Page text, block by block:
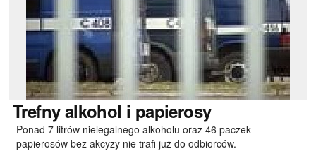
Trefnyalkohol i papierosy
Ponad 7 litrów nielegalnego alkoholu oraz 46 paczek
papierosów bez akcyzy nie trafi już do odbiorców.